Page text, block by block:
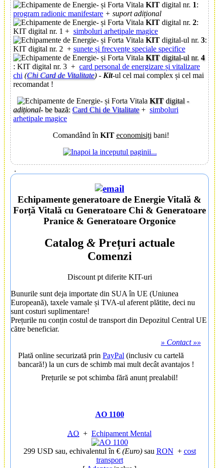
KIT digital nr. 1:
program radionic manifestare + suport adițional
KIT digital nr. 2:
KIT digital nr. 1 + simboluri arhetipale magice
KIT digital-ul nr. 3:
KIT digital nr. 2 + sunete și frecvențe speciale specifice
KIT digital-ul nr. 4
: KIT digital nr. 3 + card personal de energizare și vitalizare
chi (Chi Card de Vitalitate) - Kit-ul cel mai complex și cel mai
recomandat !
KIT digital-
adițional- be bază: Card Chi de Vitalitate + simboluri
arhetipale magice
Comandând în KIT economisițibani!
.
Echipamente generatoare de Energie Vitală &
Forță Vitală cu Generatoare Chi & Generatoare
Pranice & Generatoare Orgonice
Catalog & Prețuri actuale
Comenzi
Discount pt diferite KIT-uri
Bunurile sunt deja importate din SUA în UE (Uniunea
Europeană), taxele vamale și TVA-ul aferent plătite, deci nu
sunt costuri suplimentare!
Prețurile nu conțin costul de transport din Depozitul Central UE
către beneficiar.
» Contact »»
Plată online securizată prin PayPal (inclusiv cu cartelă
bancară!) la un curs de schimb mai mult decât avantajos !
Prețurile se pot schimba fără anunț prealabil!
AO 1100
AO + Echipament Mental
299 USD sau, echivalentul în € (Euro)sau RON + cost
transport